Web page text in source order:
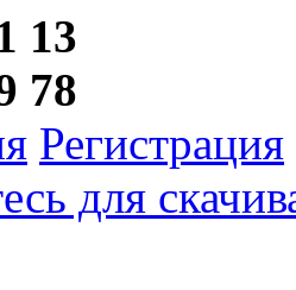
13
78
Регистрация
для